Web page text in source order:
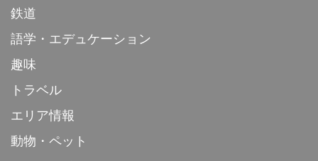
鉄道
語学・エデュケーション
趣味
トラベル
エリア情報
動物・ペット